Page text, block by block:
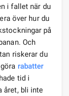
i fallet när du
över hur du
på
Och
riskerar du
rabatter
tid i
året, bli inte